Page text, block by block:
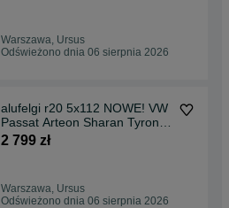
Warszawa, Ursus
Odświeżono dnia 06 sierpnia 2026
alufelgi r20 5x112 NOWE! VW
Passat Arteon Sharan Tyron
Tiguan
2 799 zł
Warszawa, Ursus
Odświeżono dnia 06 sierpnia 2026